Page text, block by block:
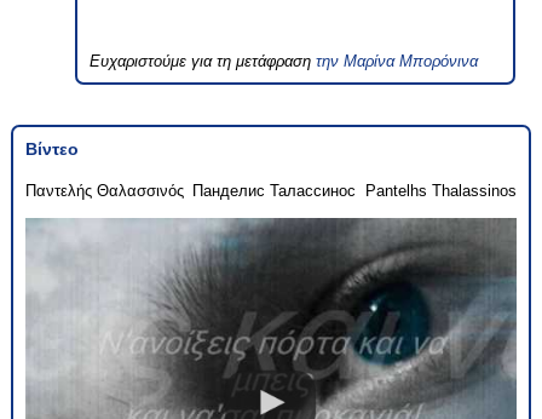
Ευχαριστούμε για τη μετάφρασητην Μαρίνα Μπορόνινα
Βίντεο
Παντελής Θαλασσινός Панделис Талассинос Pantelhs Thalassinos